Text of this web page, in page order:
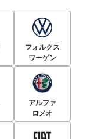
フォルクス
ワーゲン
アルファ
ロメオ